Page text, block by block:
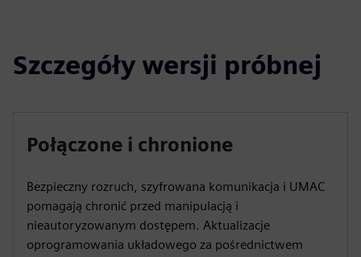
Szczegóły wersji próbnej
Połączone i chronione
Bezpieczny rozruch, szyfrowana komunikacja i UMAC
pomagają chronić przed manipulacją i
nieautoryzowanym dostępem. Aktualizacje
oprogramowania układowego za pośrednictwem